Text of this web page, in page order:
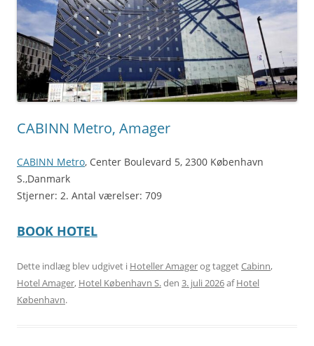
CABINN Metro, Amager
CABINN Metro, Center Boulevard 5, 2300 København
S.,Danmark
Stjerner: 2. Antal værelser: 709
BOOK HOTEL
Dette indlæg blev udgivet i Hoteller Amagerog taggetCabinn,
Hotel Amager, Hotel København S.den 3. juli 2026afHotel
København.